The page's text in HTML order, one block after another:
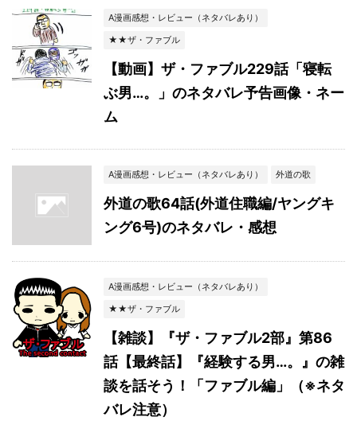
A漫画感想・レビュー（ネタバレあり）
★★ザ・ファブル
【動画】ザ・ファブル229話「寝転
ぶ男…。」のネタバレ予告画像・ネー
ム
A漫画感想・レビュー（ネタバレあり） 外道の歌
外道の歌64話(外道住職編/ヤングキ
ング6号)のネタバレ・感想
A漫画感想・レビュー（ネタバレあり）
★★ザ・ファブル
【雑談】『ザ・ファブル2部』第86
話【最終話】『経験する男…。』の雑
談を話そう！「ファブル編」（※ネタ
バレ注意）